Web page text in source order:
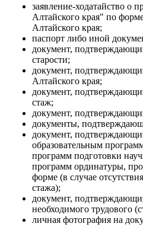
заявление-ходатайство о
Алтайского края" по
Алтайского края;
паспорт либо иной
документ,
старости;
документ,
Алтайского края;
документ,
стаж;
документ,
документы,
документ,
образовательным
программ подготовки
программ ординатуры,
форме (в случае
стажа);
документ,
необходимого трудового
личная фотография на